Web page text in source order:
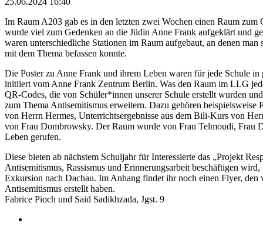
Im Raum A203 gab es in den letzten zwei Wochen einen Raum zum
wurde viel zum Gedenken an die Jüdin Anne Frank aufgeklärt und
waren unterschiedliche Stationen im Raum aufgebaut, an denen man
mit dem Thema befassen konnte.
Die Poster zu Anne Frank und ihrem Leben waren für jede Schule
initiiert vom Anne Frank Zentrum Berlin. Was den Raum im LLG
QR-Codes, die von Schüler*innen unserer Schule erstellt wurden
zum Thema Antisemitismus erweitern. Dazu gehören beispielsweise
von Herrn Hermes, Unterrichtsergebnisse aus dem Bili-Kurs von
von Frau Dombrowsky. Der Raum wurde von Frau Telmoudi, Frau
Leben gerufen.
Diese bieten ab nächstem Schuljahr für Interessierte das „Projekt
Antisemitismus, Rassismus und Erinnerungsarbeit beschäftigen
Exkursion nach Dachau. Im Anhang findet ihr noch einen Flyer,
Antisemitismus erstellt haben.
Fabrice Pioch und Said Sadikhzada, Jgst. 9